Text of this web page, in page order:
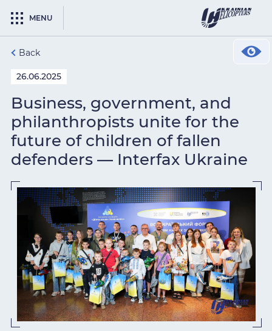
MENU
Back
26.06.2025
Business, government, and
philanthropists unite for the
future of children of fallen
defenders — Interfax Ukraine